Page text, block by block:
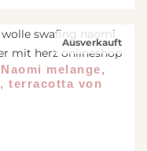
Ausverkauft
melange,
terracotta von